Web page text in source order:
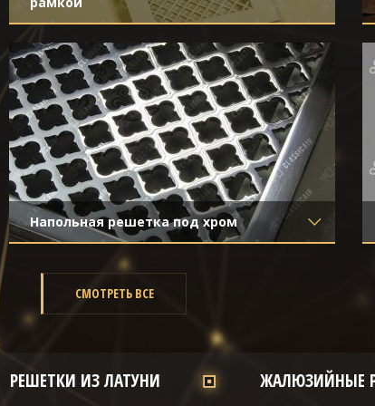
Материал- Обычная сталь
Отделка
- Покраска
Напольная решетка под хром
Материал- Нержавеющая сталь
- Полированная нержавейка
СМОТРЕТЬ ВСЕ
РЕШЕТКИ ИЗ ЛАТУНИ ЖАЛЮЗИЙНЫЕ